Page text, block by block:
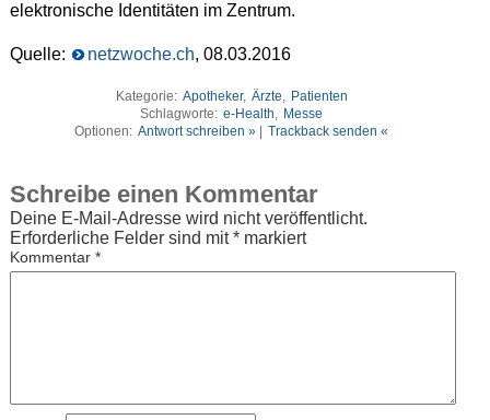
elektronische Identitäten im Zentrum.
Quelle: netzwoche.ch, 08.03.2016
Kategorie: Apotheker, Ärzte, Patienten
Schlagworte: e-Health, Messe
Optionen: Antwort schreiben » Trackback senden «
Schreibe einen Kommentar
Deine E-Mail-Adresse wird nicht veröffentlicht.
Erforderliche Felder sind mit*markiert
Kommentar *